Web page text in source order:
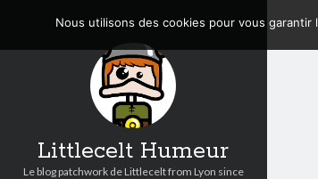
Littlecelt Humeur
Le blog patchwork de Littlecelt from Lyon since
Nous utilisons des cookies pour vous